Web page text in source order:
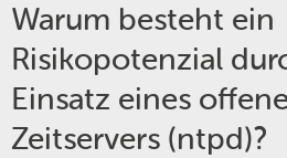
Warum besteht ein
Risikopotenzial
Einsatz eines
Zeitservers (ntpd)?